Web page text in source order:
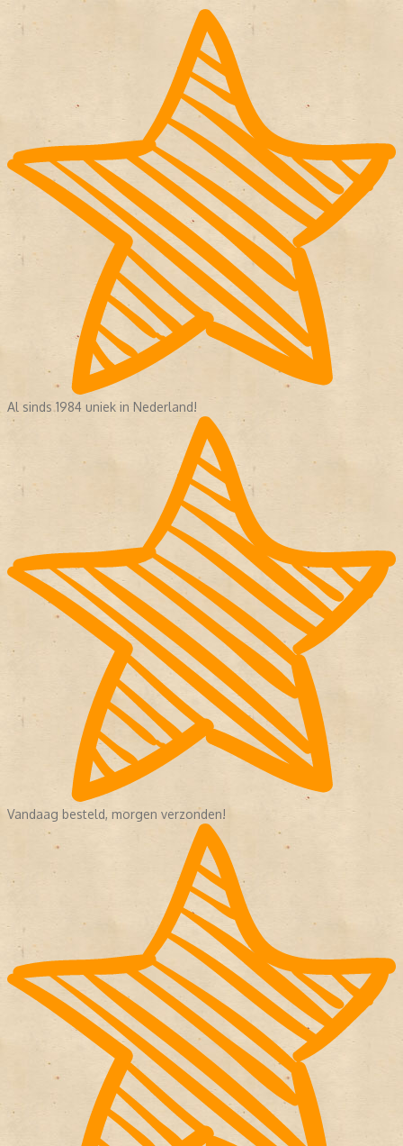
Al sinds 1984 uniek in Nederland!
Vandaag besteld, morgen verzonden!